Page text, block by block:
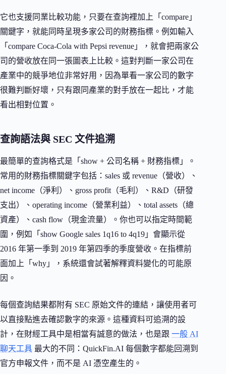
它也支援同業比較功能，只要在查詢裡加上「compare」
關鍵字，就能同時呈現多家公司的財務指標。例如輸入
「compare Coca-Cola with Pepsi revenue」，就會把兩家公
司的營收放在同一張圖表上比較。這對判斷一家公司在
產業中的競爭地位非常好用，因為單看一家公司的數字
很難判斷好壞，只有跟同產業的對手放在一起比，才能
看出相對位置。
查詢語法與 SEC 文件追溯
最簡單的查詢格式是「show + 公司名稱 + 財務指標」。
常用的財務指標關鍵字包括：sales 或 revenue（營收）、
net income（淨利）、gross profit（毛利）、R&D（研發
支出）、operating income（營業利益）、total assets（總
資產）、cash flow（現金流量）。你也可以指定時間範
圍，例如「show Google sales 1q16 to 4q19」會顯示從
2016 年第一季到 2019 年第四季的季度營收。在指標前
面加上「why」，系統還會試著解釋資料變化的可能原
因。
每個查詢結果都附有 SEC 原始文件的連結，讓使用者可
以直接點進去確認數字的來源。這種資料可追溯的設
計，在財經工具中是相當有誠意的做法，也是跟 一般 AI
聊天工具 最大的不同：QuickFin.AI 每個數字都能回溯到
官方申報文件，而不是 AI 憑空產生的。